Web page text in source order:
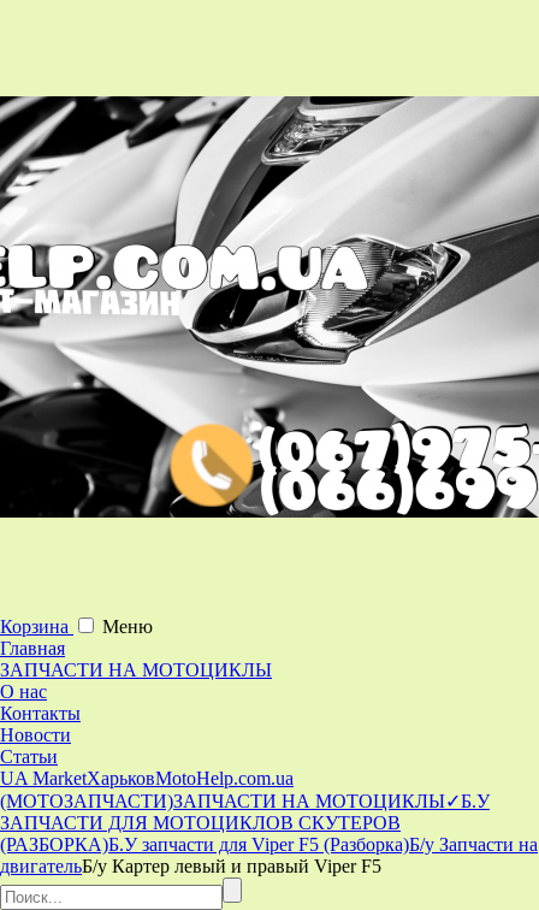
Корзина
Меню
Главная
ЗАПЧАСТИ НА МОТОЦИКЛЫ
О нас
Контакты
Новости
Статьи
UA MarketХарьковMotoHelp.com.ua
(МОТОЗАПЧАСТИ)ЗАПЧАСТИ НА МОТОЦИКЛЫ✓Б.У
ЗАПЧАСТИ ДЛЯ МОТОЦИКЛОВ СКУТЕРОВ
(РАЗБОРКА)Б.У запчасти для Viper F5 (Разборка)Б/у Запчасти на
двигательБ/у Картер левый и правый Viper F5